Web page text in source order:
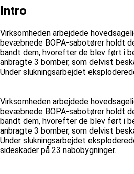
Intro
Virksomheden arbejdede
bevæbnede BOPA-sabotører holdt
bandt dem, hvorefter de blev ført i
anbragte 3 bomber, som delvist
Under slukningsarbejdet
Virksomheden arbejdede
bevæbnede BOPA-sabotører holdt
bandt dem, hvorefter de blev ført i
anbragte 3 bomber, som delvist
Under slukningsarbejdet
sideskader på 23 nabobygninger.